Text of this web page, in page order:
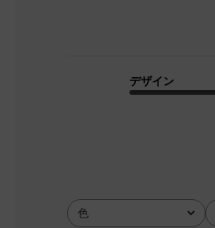
デザイン
色全て